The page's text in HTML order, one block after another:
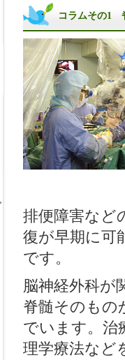
コラムその7
コラムその8
コラムその9
コラムその10
コラムその11
コラムその12
コラムその13
コラムその1
排便障害など
復が早期に可
です。
脳神経外科が
脊髄そのもの
でいます。治
理学療法など